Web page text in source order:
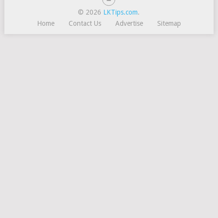
© 2026 LKTips.com.
Home
Contact Us Advertise Sitemap